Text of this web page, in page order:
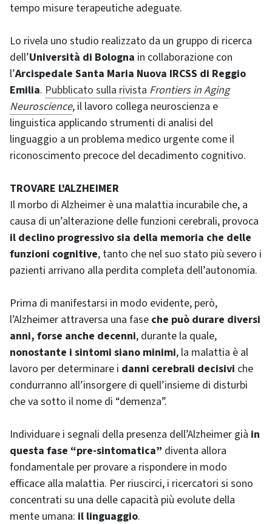
tempo misure terapeutiche adeguate.
Lo rivela uno studio realizzato da un gruppo di ricerca
dell’Università di Bologna in collaborazione con
l’Arcispedale Santa Maria Nuova IRCSS di Reggio
Emilia. Pubblicato sulla rivista Frontiers in Aging
Neuroscience, il lavoro collega neuroscienza e
linguistica applicando strumenti di analisi del
linguaggio a un problema medico urgente come il
riconoscimento precoce del decadimento cognitivo.
TROVARE L'ALZHEIMER
Il morbo di Alzheimer è una malattia incurabile che, a
causa di un’alterazione delle funzioni cerebrali, provoca
il declino progressivo sia della memoria che delle
funzioni cognitive, tanto che nel suo stato più severo i
pazienti arrivano alla perdita completa dell’autonomia.
Prima di manifestarsi in modo evidente, però,
l’Alzheimer attraversa una fase che può durare diversi
anni, forse anche decenni, durante la quale,
nonostante i sintomi siano minimi, la malattia è al
lavoro per determinare i danni cerebrali decisivi che
condurranno all’insorgere di quell’insieme di disturbi
che va sotto il nome di “demenza”.
Individuare i segnali della presenza dell’Alzheimer già in
questa fase “pre-sintomatica” diventa allora
fondamentale per provare a rispondere in modo
efficace alla malattia. Per riuscirci, i ricercatori si sono
concentrati su una delle capacità più evolute della
mente umana: il linguaggio.